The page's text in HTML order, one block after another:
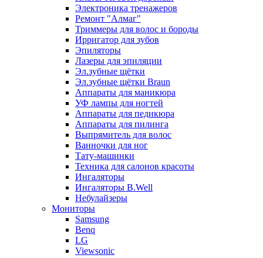
Электроника тренажеров
Ремонт "Алмаг"
Триммеры для волос и бороды
Ирригатор для зубов
Эпиляторы
Лазеры для эпиляции
Эл.зубные щётки
Эл.зубные щётки Braun
Аппараты для маникюра
УФ лампы для ногтей
Аппараты для педикюра
Аппараты для пилинга
Выпрямитель для волос
Ванночки для ног
Тату-машинки
Техника для салонов красоты
Ингаляторы
Ингаляторы B.Well
Небулайзеры
Мониторы
Samsung
Benq
LG
Viewsonic